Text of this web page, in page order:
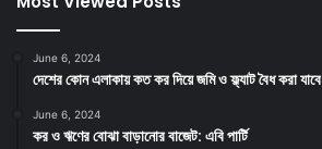
June 6, 2024
দেশের কোন এলাকায় কত কর দিয়ে জমি ও ফ্ল্যাট বৈধ করা যাবে
June 6, 2024
কর ও ঋণের বোঝা বাড়ানোর বাজেট: এবি পার্টি